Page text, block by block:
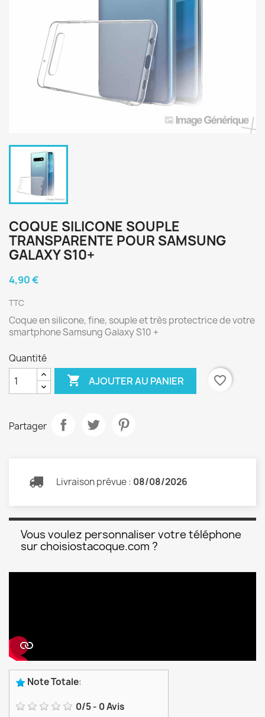
COQUE SILICONE SOUPLE
TRANSPARENTE POUR SAMSUNG
GALAXY S10+
4,90 €
TTC
Coque en silicone, fine, souple et très protectrice de votre
smartphone Samsung Galaxy S10 +
Quantité
 AJOUTER AU PANIER favorite_border
Partager
Livraison prévue : 08/08/2026
Vous voulez personnaliser votre téléphone
sur choisiostacoque.com ?
Note Totale:
0/5- 0Avis